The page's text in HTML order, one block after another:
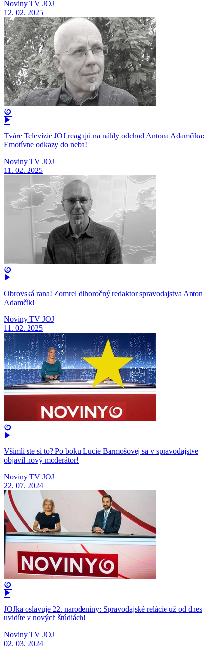
Noviny TV JOJ
12. 02. 2025
Tváre Televízie JOJ reagujú na náhly odchod Antona Adamčíka:
Emotívne odkazy do neba!
Noviny TV JOJ
11. 02. 2025
Obrovská rana! Zomrel dlhoročný redaktor spravodajstva Anton
Adamčík!
Noviny TV JOJ
11. 02. 2025
Všimli ste si to? Po boku Lucie Barmošovej sa v spravodajstve
objavil nový moderátor!
Noviny TV JOJ
22. 07. 2024
JOJka oslavuje 22. narodeniny: Spravodajské relácie už od dnes
uvidíte v nových štúdiách!
Noviny TV JOJ
02. 03. 2024